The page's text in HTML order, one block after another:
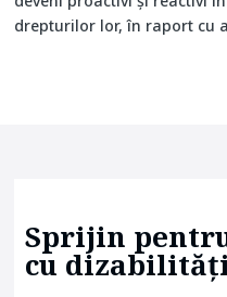
drepturilor lor, în raport cu
Sprijin
cu